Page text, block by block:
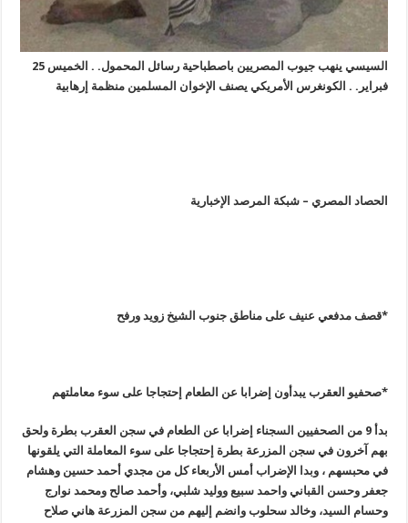
السيسي ينهب جيوب المصريين باصطباحية رسائل المحمول. . الخميس 25
فبراير. . الكونغرس الأمريكي يصنف الإخوان المسلمين منظمة إرهابية
الحصاد المصري – شبكة المرصد الإخبارية
*قصف مدفعي عنيف على مناطق جنوب الشيخ زويد ورفح
*صحفيو العقرب يبدأون إضرابا عن الطعام إحتجاجا على سوء معاملتهم
بدأ 9 من الصحفيين السجناء إضرابا عن الطعام في سجن العقرب بطرة ولحق
بهم آخرون في سجن المزرعة بطرة إحتجاجا على سوء المعاملة التي يلقونها
في محبسهم ، وبدا الإضراب أمس الأربعاء كل من مجدي أحمد حسين وهشام
جعفر وحسن القباني واحمد سبيع ووليد شلبي، وأحمد صالح ومحمد نوارج
وحسام السيد، وخالد سحلوب وانضم إليهم من سجن المزرعة هاني صلاح